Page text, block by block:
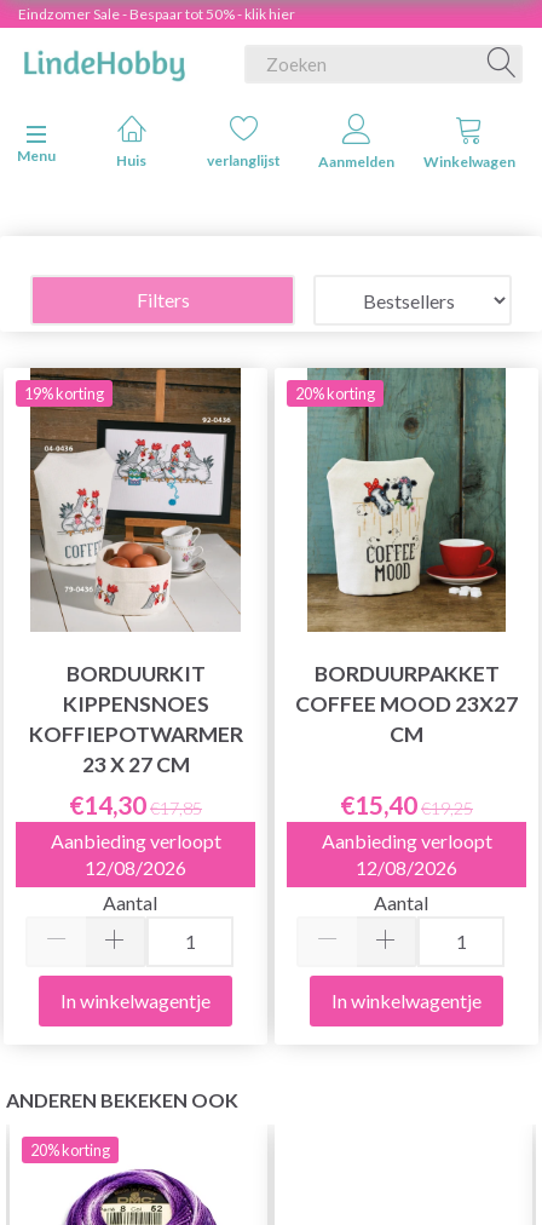
Eindzomer Sale - Bespaar tot 50% - klik hier
Navigatie in-/uitschakelen
Menu
Huis verlanglijst Aanmelden Winkelwagen
Filters
19% korting
BORDUURKIT
KIPPENSNOES
KOFFIEPOTWARMER
23 X 27 CM
€14,30€17,85
Aanbieding verloopt
12/08/2026
Aantal
In winkelwagentje
20% korting
BORDUURPAKKET
COFFEE MOOD 23X27
CM
€15,40€19,25
Aanbieding verloopt
12/08/2026
Aantal
In winkelwagentje
ANDEREN BEKEKEN OOK
20%korting